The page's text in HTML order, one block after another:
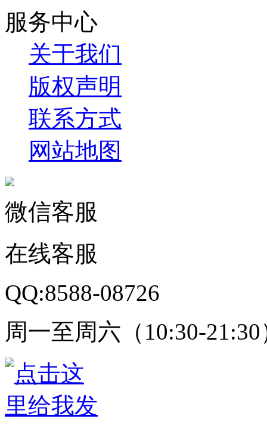
服务中心
关于我们
版权声明
联系方式
网站地图
微信客服
在线客服
QQ:8588-08726
周一至周六（10:30-21:30